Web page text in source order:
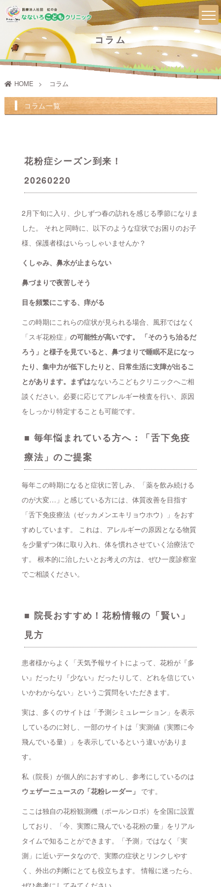
コラム
HOME コラム
コラム一覧
花粉症シーズン到来！
20260220
2月下旬に入り、少しずつ春の訪れを感じる季節になりま
した。 それと同時に、以下のような症状でお困りのお子
様、保護者様はいらっしゃいませんか？
くしゃみ、鼻水が止まらない
鼻づまりで夜苦しそう
目を頻繁にこする、痒がる
この時期にこれらの症状が見られる場合、風邪ではなく
「スギ花粉症」 の可能性が高いです。 「そのうち治るだ
ろう」と様子を見ていると、鼻づまりで睡眠不足になっ
たり、集中力が低下したりと、日常生活に支障が出るこ
とがあります。まずはなないろこどもクリニックへご相
談ください。必要に応じてアレルギー検査を行い、原因
をしっかり特定することも可能です。
■ 毎年悩まれている方へ：「舌下免疫
療法」のご提案
毎年この時期になると症状に苦しみ、「薬を飲み続ける
のが大変…」と感じている方には、体質改善を目指す
「舌下免疫療法（ゼッカメンエキリョウホウ）」をおす
すめしています。 これは、アレルギーの原因となる物質
を少量ずつ体に取り入れ、体を慣れさせていく治療法で
す。 根本的に治したいとお考えの方は、ぜひ一度診察室
でご相談ください。
■ 院長おすすめ！花粉情報の「賢い」
見方
患者様からよく「天気予報サイトによって、花粉が『多
い』だったり『少ない』だったりして、どれを信じてい
いかわからない」というご質問をいただきます。
実は、多くのサイトは「予測シミュレーション」を表示
しているのに対し、一部のサイトは「実測値（実際に今
飛んでいる量）」を表示しているという違いがありま
す。
私（院長）が個人的におすすめし、参考にしているのは
ウェザーニュースの「花粉レーダー」 です。
ここは独自の花粉観測機（ポールンロボ）を全国に設置
しており、「今、実際に飛んでいる花粉の量」をリアル
タイムで知ることができます。「予測」ではなく「実
測」に近いデータなので、実際の症状とリンクしやす
く、外出の判断にとても役立ちます。 情報に迷ったら、
ぜひ参考にしてみてください。